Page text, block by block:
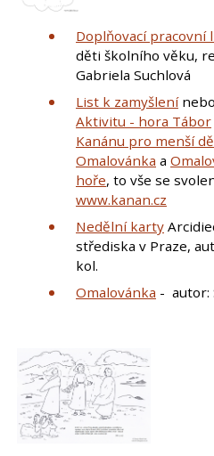
Doplňovací pracovní
děti školního věku,
Gabriela Suchlová
List k zamyšlení
Aktivitu - hora Tábor
Kanánu pro menší
Omalovánka a
hoře, to vše se
www.kanan.cz
Nedělní karty
střediska v Praze,
kol.
Omalovánka - autor: